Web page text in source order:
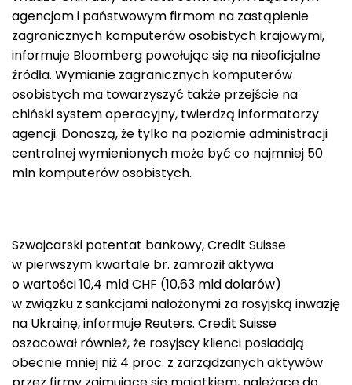
agencjom i państwowym firmom na zastąpienie
zagranicznych komputerów osobistych krajowymi,
informuje Bloomberg powołując się na nieoficjalne
źródła. Wymianie zagranicznych komputerów
osobistych ma towarzyszyć także przejście na
chiński system operacyjny, twierdzą informatorzy
agencji. Donoszą, że tylko na poziomie administracji
centralnej wymienionych może być co najmniej 50
mln komputerów osobistych.
Szwajcarski potentat bankowy, Credit Suisse
w pierwszym kwartale br. zamroził aktywa
o wartości 10,4 mld CHF (10,63 mld dolarów)
w związku z sankcjami nałożonymi za rosyjską inwazję
na Ukrainę, informuje Reuters. Credit Suisse
oszacował również, że rosyjscy klienci posiadają
obecnie mniej niż 4 proc. z zarządzanych aktywów